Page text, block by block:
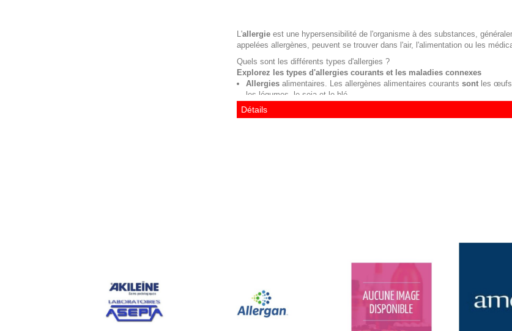
L'allergie est une hypersensibilité de l'organisme à des substances,
appelées allergènes, peuvent se trouver dans l'air, l'alimentation ou les
Quels sont les différents types d'allergies ?
Explorez les types d'allergies courants et les maladies connexes
Allergies alimentaires. Les allergènes alimentaires courants sont les
les légumes, le soja et le blé.
Allergies
Allergiesde l'intérieur. ...
Pollution atmosphérique, réchauffement climatique et environnementsplus
Quels sont les aliments les plus allergènes ?
l'arachide,
les protéines du lait de vache (le lait maternel ne provoque pas d'allergie ),
la moutarde,
Détails